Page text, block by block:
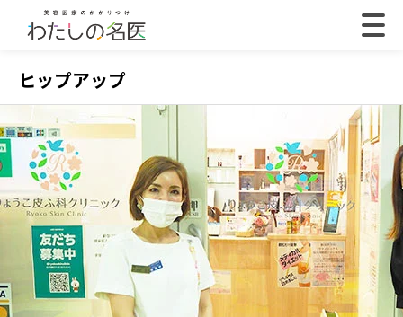
ヒップアップ